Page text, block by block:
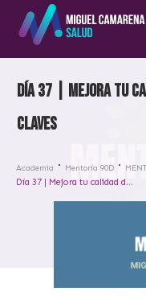
Día 37 | Mejora tu
claves
Academia Mentoría 90D
Día 37 | Mejora tu calidad del sueño con estas claves